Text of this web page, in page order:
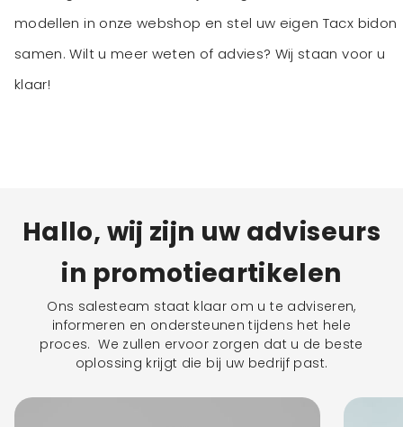
modellen in onze webshop en stel uw eigen Tacx bidon
samen. Wilt u meer weten of advies? Wij staan voor u
klaar!
Hallo, wij zijn uw adviseurs
in promotieartikelen
Ons salesteam staat klaar om u te adviseren,
informeren en ondersteunen tijdens het hele
proces. We zullen ervoor zorgen dat u de beste
oplossing krijgt die bij uw bedrijf past.